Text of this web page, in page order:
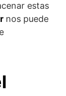
estas
nos puede